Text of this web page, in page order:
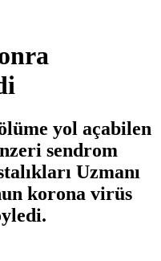
yol açabilen
sendrom
Uzmanı
korona virüs